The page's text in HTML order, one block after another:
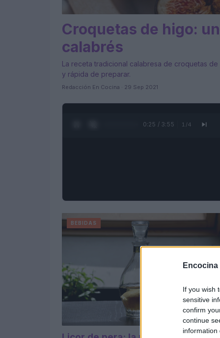
Encocina
If you wish
sensitive
confirm
continue
information
Croquetas de higo:
calabrés
La receta tradicional calabresa de croquetas
y rápida de preparar.
Redacción En Cocina · 29 Sep 2021
0:27 / 3:55 1 /4
BEBIDAS